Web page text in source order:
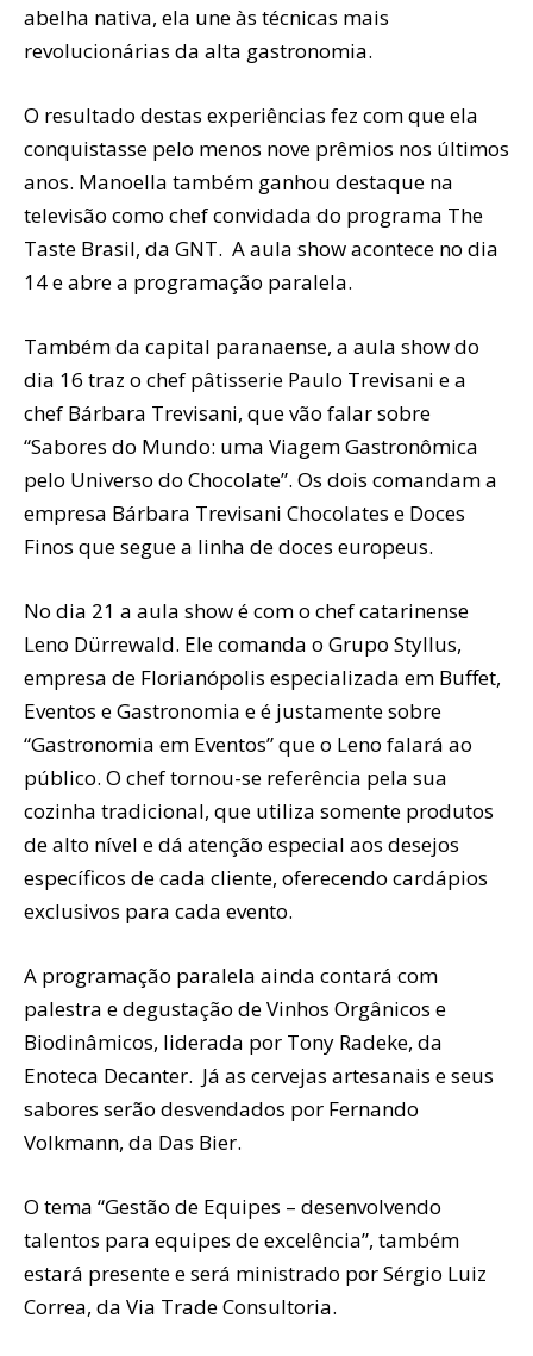
abelha nativa, ela une às técnicas mais
revolucionárias da alta gastronomia.
O resultado destas experiências fez com que ela
conquistasse pelo menos nove prêmios nos últimos
anos. Manoella também ganhou destaque na
televisão como chef convidada do programa The
Taste Brasil, da GNT. A aula show acontece no dia
14 e abre a programação paralela.
Também da capital paranaense, a aula show do
dia 16 traz o chef pâtisserie Paulo Trevisani e a
chef Bárbara Trevisani, que vão falar sobre
“Sabores do Mundo: uma Viagem Gastronômica
pelo Universo do Chocolate”. Os dois comandam a
empresa Bárbara Trevisani Chocolates e Doces
Finos que segue a linha de doces europeus.
No dia 21 a aula show é com o chef catarinense
Leno Dürrewald. Ele comanda o Grupo Styllus,
empresa de Florianópolis especializada em Buffet,
Eventos e Gastronomia e é justamente sobre
“Gastronomia em Eventos” que o Leno falará ao
público. O chef tornou-se referência pela sua
cozinha tradicional, que utiliza somente produtos
de alto nível e dá atenção especial aos desejos
específicos de cada cliente, oferecendo cardápios
exclusivos para cada evento.
A programação paralela ainda contará com
palestra e degustação de Vinhos Orgânicos e
Biodinâmicos, liderada por Tony Radeke, da
Enoteca Decanter. Já as cervejas artesanais e seus
sabores serão desvendados por Fernando
Volkmann, da Das Bier.
O tema “Gestão de Equipes – desenvolvendo
talentos para equipes de excelência”, também
estará presente e será ministrado por Sérgio Luiz
Correa, da Via Trade Consultoria.